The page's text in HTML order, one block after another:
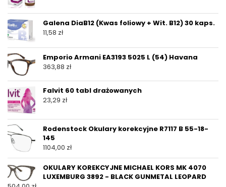
Galena DiaB12 (Kwas foliowy + Wit. B12) 30 kaps.
11,58 zł
Emporio Armani EA3193 5025 L (54) Havana
363,88 zł
Falvit 60 tabl drażowanych
23,29 zł
Rodenstock Okulary korekcyjne R7117 B 55-18-
145
1104,00 zł
OKULARY KOREKCYJNE MICHAEL KORS MK 4070
LUXEMBURG 3892 - BLACK GUNMETAL LEOPARD